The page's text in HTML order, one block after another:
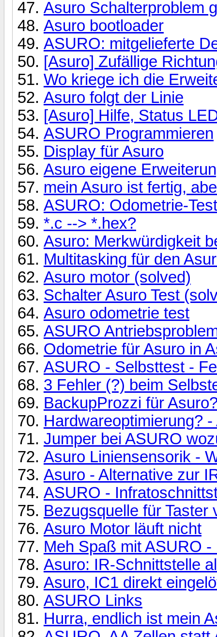
Asuro Schalterproblem
Asuro bootloader
ASURO: mitgelieferte
[Asuro] Zufällige
Wo kriege ich die
Asuro folgt der Linie
[Asuro] Hilfe, Status
ASURO Programmieren
Display für Asuro
Asuro eigene
mein Asuro ist fertig,
ASURO: Odometrie-
*.c --> *.hex?
Asuro: Merkwürdigkeit
Multitasking für den
Asuro motor (solved)
Schalter Asuro Test
Asuro odometrie test
ASURO
Odometrie für Asuro in
ASURO - Selbsttest -
3 Fehler (?) beim
BackupProzzi für
Hardwareoptimierung? -
Jumper bei ASURO
Asuro Liniensensorik -
Asuro - Alternative zur
ASURO -
Bezugsquelle für Taster
Asuro Motor läuft nicht
Meh Spaß mit ASURO
Asuro: IR-Schnittstelle
Asuro, IC1 direkt
ASURO Links
Hurra, endlich ist mein